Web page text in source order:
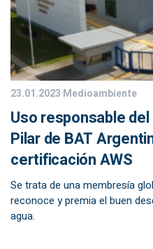
23.01.2023 Medioambiente
Uso responsable
Pilar de BAT
certificación AWS
Se trata de una membresía
reconoce y premia el buen
agua.